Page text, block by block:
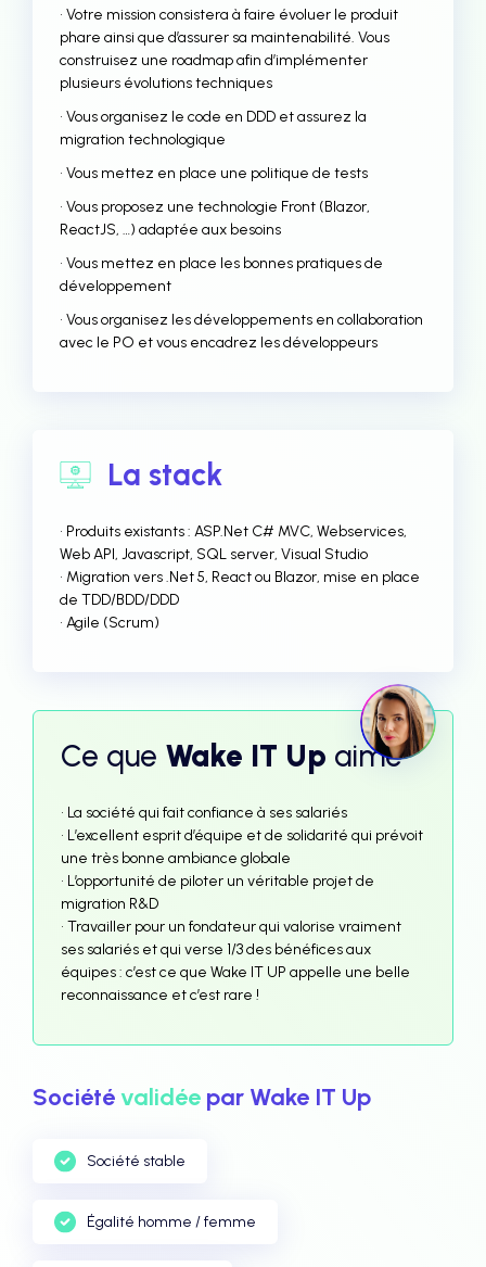
• Votre mission consistera à faire évoluer le produit
phare ainsi que d’assurer sa maintenabilité. Vous
construisez une roadmap afin d’implémenter
plusieurs évolutions techniques
• Vous organisez le code en DDD et assurez la
migration technologique
• Vous mettez en place une politique de tests
• Vous proposez une technologie Front (Blazor,
ReactJS, …) adaptée aux besoins
• Vous mettez en place les bonnes pratiques de
développement
• Vous organisez les développements en collaboration
avec le PO et vous encadrez les développeurs
La stack
• Produits existants : ASP.Net C# MVC, Webservices,
Web API, Javascript, SQL server, Visual Studio
• Migration vers .Net 5, React ou Blazor, mise en place
de TDD/BDD/DDD
• Agile (Scrum)
Ce que Wake IT Up aime
• La société qui fait confiance à ses salariés
• L’excellent esprit d’équipe et de solidarité qui prévoit
une très bonne ambiance globale
• L’opportunité de piloter un véritable projet de
migration R&D
• Travailler pour un fondateur qui valorise vraiment
ses salariés et qui verse 1/3 des bénéfices aux
équipes : c’est ce que Wake IT UP appelle une belle
reconnaissance et c’est rare !
Sociétévalidée par Wake IT Up
Société stable
Égalité homme / femme